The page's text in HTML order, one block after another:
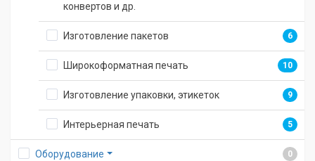
конвертов и др.
Изготовление пакетов 6
Широкоформатная печать 10
Изготовление упаковки, этикеток 9
Интерьерная печать 5
Оборудование 0